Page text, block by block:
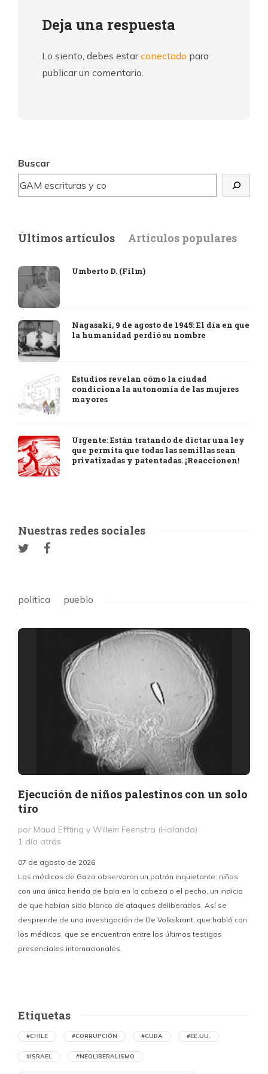
Deja una respuesta
Lo siento, debes estarconectado para
publicar un comentario.
Buscar
Últimos artículos Artículos populares
Umberto D. (Film)
Nagasaki, 9 de agosto de 1945: El día en que
la humanidad perdió su nombre
Estudios revelan cómo la ciudad
condiciona la autonomía de las mujeres
mayores
Urgente: Están tratando de dictar una ley
que permita que todas las semillas sean
privatizadas y patentadas. ¡Reaccionen!
Nuestras redes sociales
politica pueblo
Ejecución de niños palestinos con un solo
tiro
por Maud Effting y Willem Feenstra (Holanda)
1 día atrás
07 de agosto de 2026
Los médicos de Gaza observaron un patrón inquietante: niños
con una única herida de bala en la cabeza o el pecho, un indicio
de que habían sido blanco de ataques deliberados. Así se
desprende de una investigación de De Volkskrant, que habló con
los médicos, que se encuentran entre los últimos testigos
presenciales internacionales.
Etiquetas
#CHILE #CORRUPCIÓN #CUBA #EE.UU.
#ISRAEL #NEOLIBERALISMO